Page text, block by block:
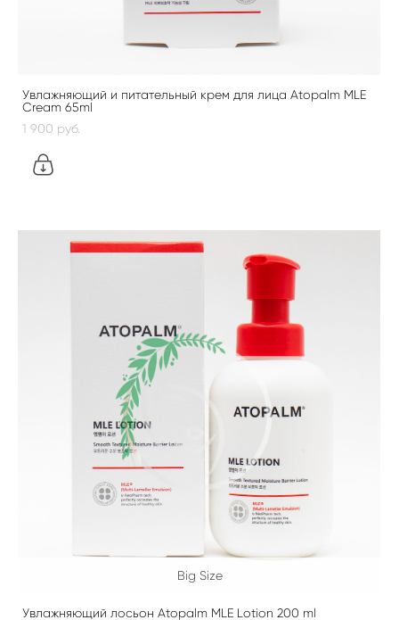
Увлажняющий и питательный крем для лица Atopalm MLE
Cream 65ml
1 900 pуб.
Big Size
Увлажняющий лосьон Atopalm MLE Lotion 200 ml